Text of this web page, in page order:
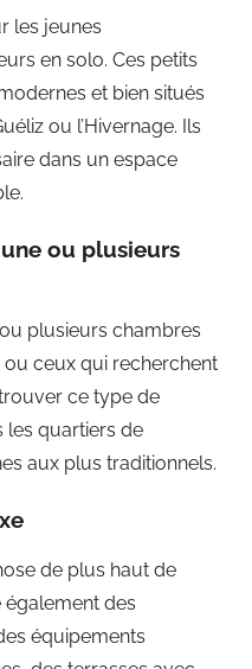
les jeunes
en solo. Ces petits
et bien situés
ou l’Hivernage. Ils
dans un espace
ou plusieurs
plusieurs chambres
ceux qui recherchent
ce type de
les quartiers de
aux plus traditionnels.
de plus haut de
des
équipements